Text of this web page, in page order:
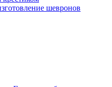
шевронов